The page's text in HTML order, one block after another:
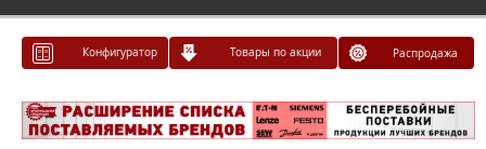
Конфигуратор Товары по акции Распродажа